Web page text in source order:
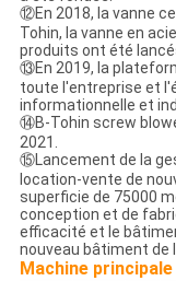
⑫En 2018, la vanne
Tohin, la vanne en
produits ont été
⑬En 2019, la
toute l'entreprise et
informationnelle et
⑭B-Tohin screw
2021.
⑮Lancement de la
location-vente de
superficie de 75000
conception et de
efficacité et le
nouveau bâtiment de
Machine principale